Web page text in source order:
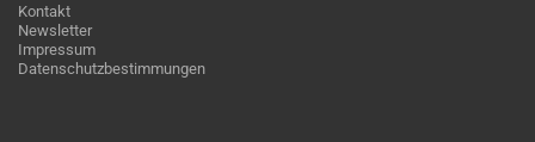
Kontakt
Newsletter
Impressum
Datenschutzbestimmungen